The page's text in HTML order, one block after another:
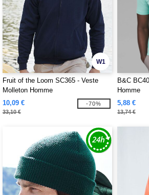
W1
Fruit of the Loom SC365 - Veste
Molleton Homme
10,09 €
33,10 €
-70%
B&C
Homme
5,88 €
13,74 €